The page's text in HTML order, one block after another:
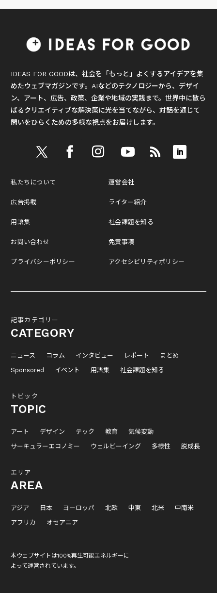
IDEAS FOR GOODは、社会を「もっと」よくするアイデアを集
めたウェブマガジンです。AIなどのテクノロジーから、デザイ
ン、アート、広告、政策、企業や地域の実践まで。世界中に散ら
ばるクリエイティブな解決策に光を当てながら、対話を通じて
問いをひらくための多様な視点をお届けします。
私たちについて
広告掲載
用語集
お問い合わせ
プライバシーポリシー
運営会社
ライター紹介
社会課題を知る
免責事項
アクセシビリティポリシー
記事カテゴリー
CATEGORY
ニュース コラム インタビュー レポート
まとめ
Sponsored
イベント 用語集 社会課題を知る
トピック
TOPIC
アート デザイン テック 教育
気候変動
サーキュラーエコノミー
ウェルビーイング 多様性 脱成長
エリア
AREA
アジア 日本 ヨーロッパ 北欧 中東 北米
中南米
アフリカ
オセアニア
本ウェブサイトは100%再生可能エネルギーに
よって運営されています。